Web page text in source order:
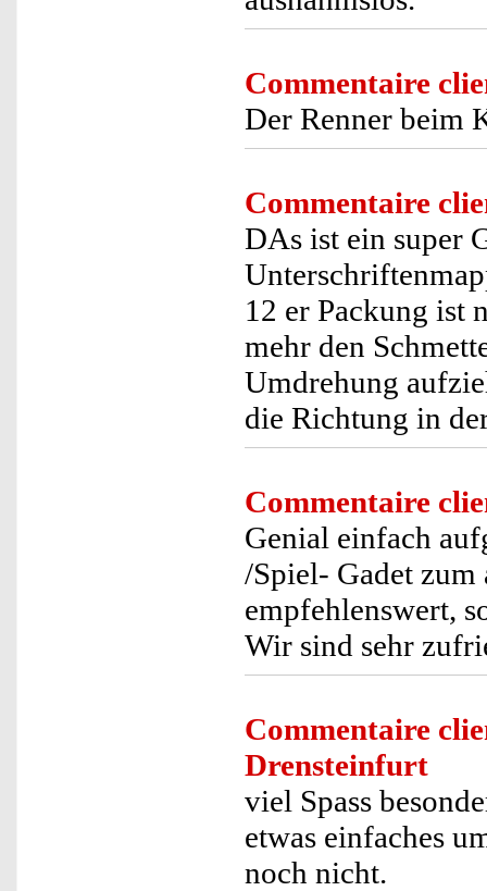
Commentaire
Der Renner beim
Commentaire
DAs ist ein super
12 er Packung ist
mehr den
Umdrehung
die Richtung in
Commentaire
Genial einfach
/Spiel- Gadet zum
empfehlenswert,
Wir sind sehr
Commentaire
Drensteinfurt
viel Spass
etwas einfaches
noch nicht.